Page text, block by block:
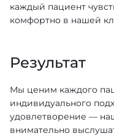
каждый пациент
комфортно в нашей
Результат
Мы ценим каждого
индивидуального
удовлетворение —
внимательно